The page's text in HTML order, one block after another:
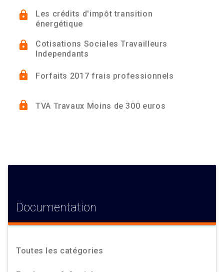
lock
Les crédits d'impôt transition
énergétique
lock
Cotisations Sociales Travailleurs
Independants
lock Forfaits 2017 frais professionnels
lock TVA Travaux Moins de 300 euros
Documentation
Toutes les catégories